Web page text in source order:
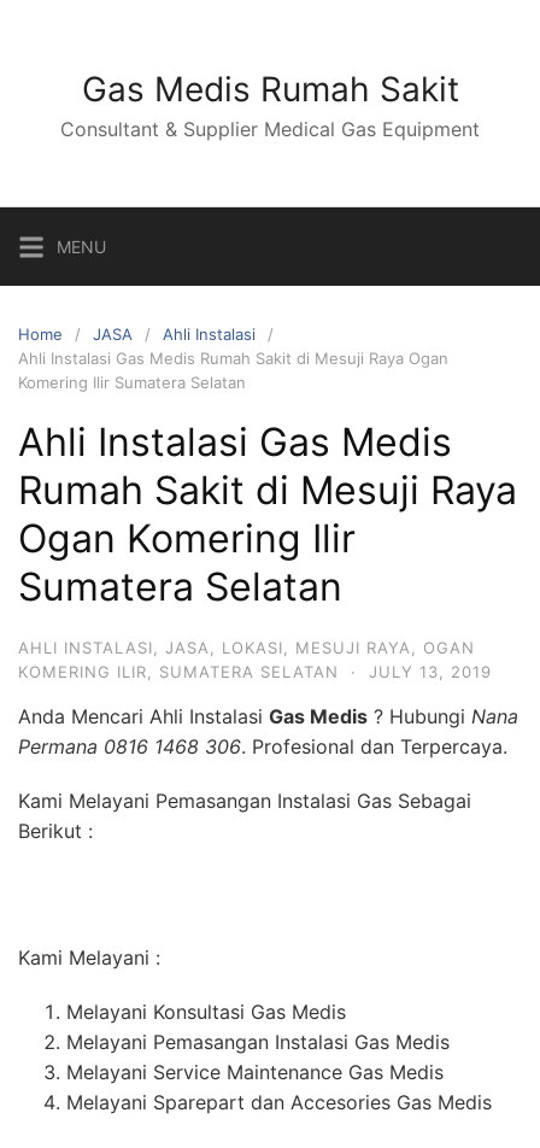
Gas Medis Rumah Sakit
Consultant & Supplier Medical Gas Equipment
MENU
Home JASA
Ahli Instalasi
Ahli Instalasi Gas Medis Rumah Sakit di Mesuji Raya Ogan
Komering Ilir Sumatera Selatan
Ahli Instalasi Gas Medis
Rumah Sakit di Mesuji Raya
Ogan Komering Ilir
Sumatera Selatan
AHLI INSTALASI JASA LOKASI MESUJI RAYA
OGAN
KOMERING ILIR
SUMATERA SELATAN · JULY 13, 2019
Anda Mencari Ahli Instalasi Gas Medis ? Hubungi Nana
Permana 0816 1468 306. Profesional dan Terpercaya.
Kami Melayani Pemasangan Instalasi Gas Sebagai
Berikut :
Kami Melayani :
Melayani Konsultasi Gas Medis
Melayani Pemasangan Instalasi Gas Medis
Melayani Service Maintenance Gas Medis
Melayani Sparepart dan Accesories Gas Medis